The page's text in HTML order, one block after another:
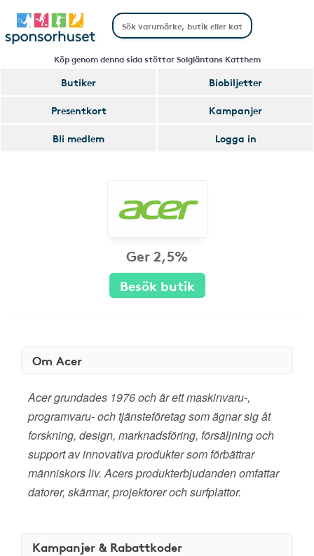
Köp genom denna sida stöttar Solgläntans Katthem
Butiker
Biobiljetter
Presentkort
Kampanjer
Bli medlem
Logga in
Ger 2,5%
Besök butik
Om Acer
Acer grundades 1976 och är ett maskinvaru-,
programvaru- och tjänsteföretag som ägnar sig åt
forskning, design, marknadsföring, försäljning och
support av innovativa produkter som förbättrar
människors liv. Acers produkterbjudanden omfattar
datorer, skärmar, projektorer och surfplattor.
Kampanjer & Rabattkoder